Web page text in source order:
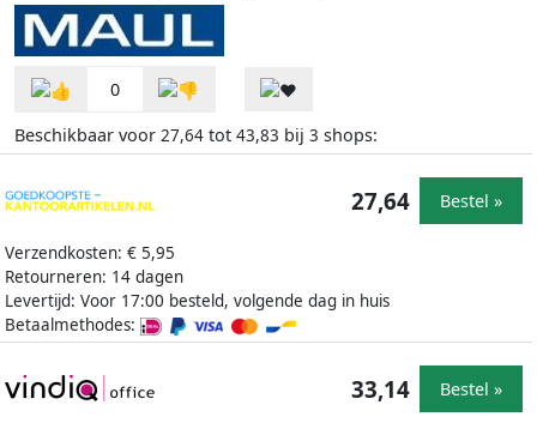
0
Beschikbaar voor 27,64 tot 43,83 bij 3 shops:
Verzendkosten: € 5,95
Retourneren: 14 dagen
Levertijd: Voor 17:00 besteld, volgende dag in huis
Betaalmethodes:
27,64 Bestel »
33,14 Bestel »